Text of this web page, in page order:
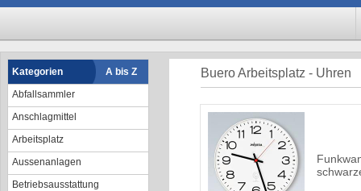
Kategorien
A bis Z
Abfallsammler
Anschlagmittel
Arbeitsplatz
Aussenanlagen
Betriebsausstattung
Buero Arbeitsplatz - Uhren